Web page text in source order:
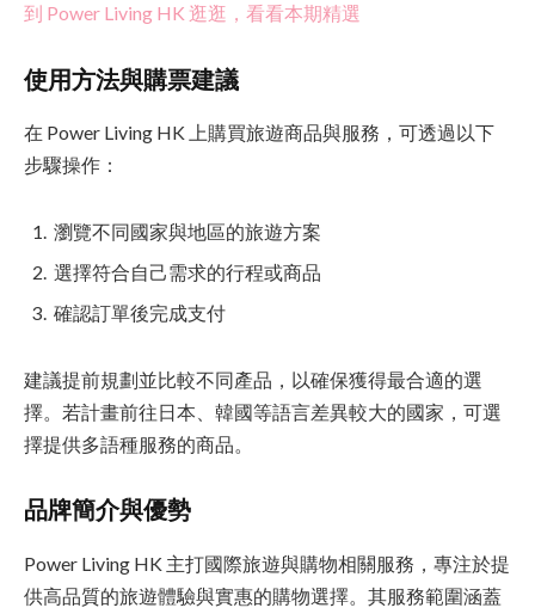
到 Power Living HK 逛逛，看看本期精選
使用方法與購票建議
在 Power Living HK 上購買旅遊商品與服務，可透過以下
步驟操作：
瀏覽不同國家與地區的旅遊方案
選擇符合自己需求的行程或商品
確認訂單後完成支付
建議提前規劃並比較不同產品，以確保獲得最合適的選
擇。若計畫前往日本、韓國等語言差異較大的國家，可選
擇提供多語種服務的商品。
品牌簡介與優勢
Power Living HK 主打國際旅遊與購物相關服務，專注於提
供高品質的旅遊體驗與實惠的購物選擇。其服務範圍涵蓋